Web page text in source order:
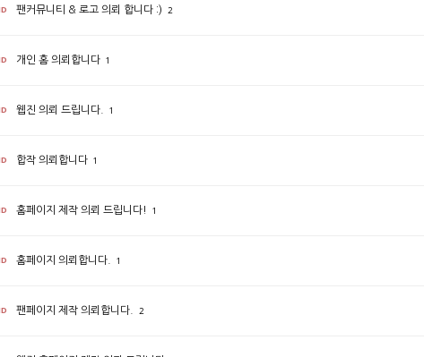
팬커뮤니티 & 로고 의뢰 합니다 :) 2
개인 홈 의뢰합니다 1
웹진 의뢰 드립니다. 1
합작 의뢰합니다 1
홈페이지 제작 의뢰 드립니다! 1
홈페이지 의뢰합니다. 1
팬페이지 제작 의뢰합니다. 2